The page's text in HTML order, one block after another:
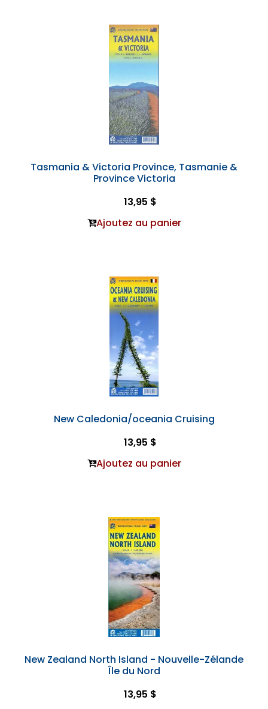
Tasmania & Victoria Province, Tasmanie &
Province Victoria
13,95 $
Ajoutez au panier
New Caledonia/oceania Cruising
13,95 $
Ajoutez au panier
New Zealand North Island - Nouvelle-Zélande
Île du Nord
13,95 $